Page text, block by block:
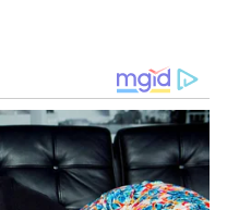
ಅಪ್ಡೇಟ್‌ಗಳಿಗಾಗಿ
ಮಾಡಿ.IPL
ಬ್ರೇಕಿಂಗ್ ಸುದ್ದಿ
), ವಿಶೇಷ ವರದಿಗಳು
ಸಂಪೂರ್ಣ ಮಾಹಿತಿ